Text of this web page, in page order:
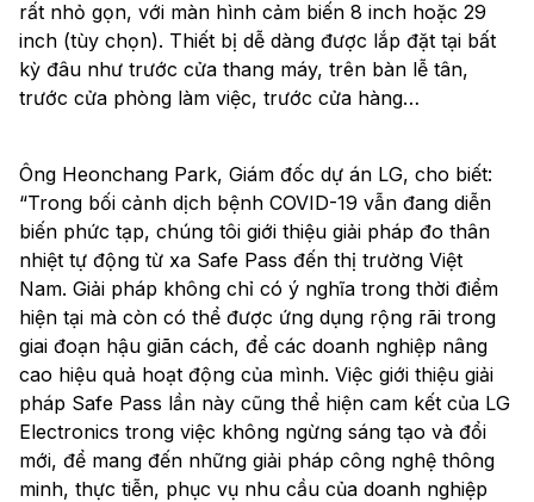
rất nhỏ gọn, với màn hình cảm biến 8 inch hoặc 29
inch (tùy chọn). Thiết bị dễ dàng được lắp đặt tại bất
kỳ đâu như trước cửa thang máy, trên bàn lễ tân,
trước cửa phòng làm việc, trước cửa hàng…
Ông Heonchang Park, Giám đốc dự án LG, cho biết:
“Trong bối cảnh dịch bệnh COVID-19 vẫn đang diễn
biến phức tạp, chúng tôi giới thiệu giải pháp đo thân
nhiệt tự động từ xa Safe Pass đến thị trường Việt
Nam. Giải pháp không chỉ có ý nghĩa trong thời điểm
hiện tại mà còn có thể được ứng dụng rộng rãi trong
giai đoạn hậu giãn cách, để các doanh nghiệp nâng
cao hiệu quả hoạt động của mình. Việc giới thiệu giải
pháp Safe Pass lần này cũng thể hiện cam kết của LG
Electronics trong việc không ngừng sáng tạo và đổi
mới, để mang đến những giải pháp công nghệ thông
minh, thực tiễn, phục vụ nhu cầu của doanh nghiệp